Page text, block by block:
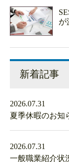
が
新着記事
2026.07.31
夏季休暇のお知
2026.07.31
一般職業紹介状